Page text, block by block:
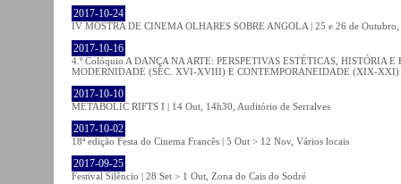
2017-10-24
IV MOSTRA DE CINEMA OLHARES SOBRE ANGOLA | 25 e 26 de
2017-10-16
4.º Colóquio A DANÇA NA ARTE: PERSPETIVAS ESTÉTICAS, HISTÓRIA
MODERNIDADE (SÉC. XVI-XVIII) E CONTEMPORANEIDADE (XIX-XXI)
2017-10-10
METABOLIC RIFTS I | 14 Out, 14h30, Auditório de Serralves
2017-10-02
18ª edição Festa do Cinema Francês | 5 Out > 12 Nov, Vários locais
2017-09-25
Festival Silêncio | 28 Set > 1 Out, Zona do Cais do Sodré